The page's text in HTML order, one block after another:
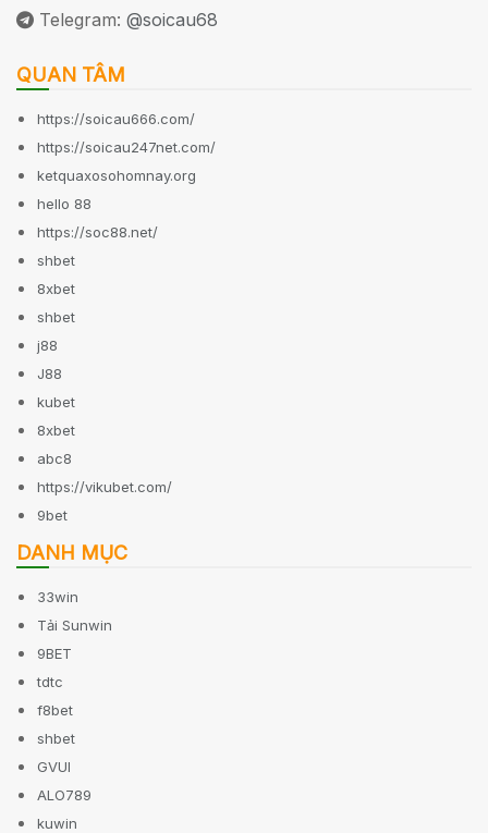
Telegram: @soicau68
QUAN TÂM
https://soicau666.com/
https://soicau247net.com/
ketquaxosohomnay.org
hello 88
https://soc88.net/
shbet
8xbet
shbet
j88
J88
kubet
8xbet
abc8
https://vikubet.com/
9bet
DANH MỤC
33win
Tải Sunwin
9BET
tdtc
f8bet
shbet
GVUI
ALO789
kuwin